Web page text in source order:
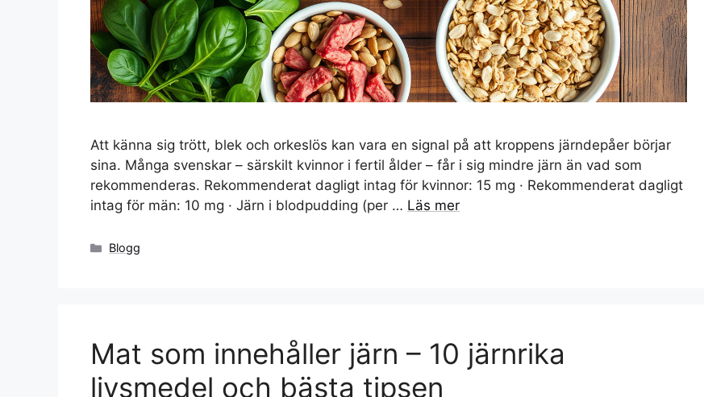
Att känna sig trött, blek och orkeslös kan vara en signal på att kroppens järndepåer börjar
sina. Många svenskar – särskilt kvinnor i fertil ålder – får i sig mindre järn än vad som
rekommenderas. Rekommenderat dagligt intag för kvinnor: 15 mg · Rekommenderat dagligt
intag för män: 10 mg · Järn i blodpudding (per … Läs mer
Kategorier
Blogg
Mat som innehåller järn – 10 järnrika
livsmedel och bästa tipsen